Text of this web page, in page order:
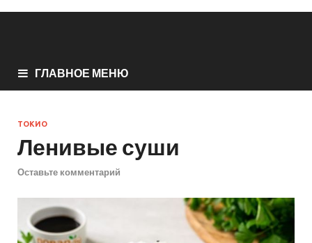
ГЛАВНОЕ МЕНЮ
ТОКИО
Ленивые суши
Оставьте комментарий